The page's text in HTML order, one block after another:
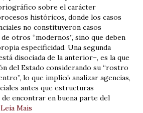
sobre el carácter
históricos, donde los casos
no constituyeron casos
otros “modernos”, sino que deben
especificidad. Una segunda
disociada de la anterior–, es la que
del Estado considerando su “rostro
lo que implicó analizar agencias,
antes que estructuras
encontrar en buena parte del
Leia Mais